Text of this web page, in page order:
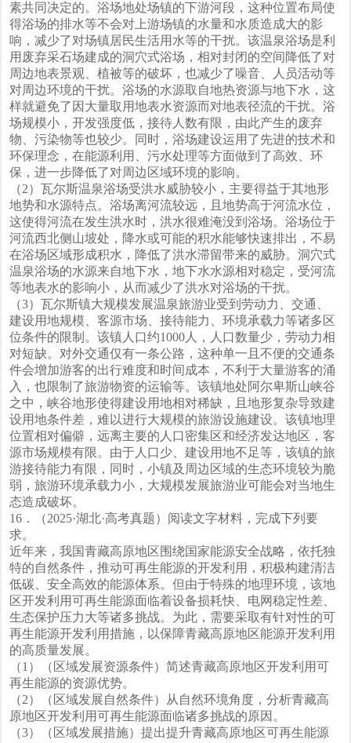
素共同决定的。浴场地处场镇的下游河段，这种位置布局使
得浴场的排水等不会对上游场镇的水量和水质造成大的影
响，减少了对场镇居民生活用水等的干扰。该温泉浴场是利
用废弃采石场建成的洞穴式浴场，相对封闭的空间降低了对
周边地表景观、植被等的破坏，也减少了噪音、人员活动等
对周边环境的干扰。浴场的水源取自地热资源与地下水，这
样就避免了因大量取用地表水资源而对地表径流的干扰。浴
场规模小，开发强度低，接待人数有限，由此产生的废弃
物、污染物等也较少。同时，浴场建设运用了先进的技术和
环保理念，在能源利用、污水处理等方面做到了高效、环
保，进一步降低了对周边区域环境的影响。
（2）瓦尔斯温泉浴场受洪水威胁较小，主要得益于其地形
地势和水源特点。浴场离河流较远，且地势高于河流水位，
这使得河流在发生洪水时，洪水很难淹没到浴场。浴场位于
河流西北侧山坡处，降水或可能的积水能够快速排出，不易
在浴场区域形成积水，降低了洪水滞留带来的威胁。洞穴式
温泉浴场的水源来自地下水，地下水水源相对稳定，受河流
等地表水的影响小，从而减少了洪水对浴场的干扰。
（3）瓦尔斯镇大规模发展温泉旅游业受到劳动力、交通、
建设用地规模、客源市场、接待能力、环境承载力等诸多区
位条件的限制。该镇人口约1000人，人口数量少，劳动力相
对短缺。对外交通仅有一条公路，这种单一且不便的交通条
件会增加游客的出行难度和时间成本，不利于大量游客的涌
入，也限制了旅游物资的运输等。该镇地处阿尔卑斯山峡谷
之中，峡谷地形使得建设用地相对稀缺，且地形复杂导致建
设用地条件差，难以进行大规模的旅游设施建设。该镇地理
位置相对偏僻，远离主要的人口密集区和经济发达地区，客
源市场规模有限。由于人口少、建设用地不足等，该镇的旅
游接待能力有限，同时，小镇及周边区域的生态环境较为脆
弱，旅游环境承载力小，大规模发展旅游业可能会对当地生
态造成破坏。
16．（2025·湖北·高考真题）阅读文字材料，完成下列要
求。
近年来，我国青藏高原地区围绕国家能源安全战略，依托独
特的自然条件，推动可再生能源的开发利用，积极构建清洁
低碳、安全高效的能源体系。但由于特殊的地理环境，该地
区开发利用可再生能源面临着设备损耗快、电网稳定性差、
生态保护压力大等诸多挑战。为此，需要采取有针对性的可
再生能源开发利用措施，以保障青藏高原地区能源开发利用
的高质量发展。
（1）（区域发展资源条件）简述青藏高原地区开发利用可
再生能源的资源优势。
（2）（区域发展自然条件）从自然环境角度，分析青藏高
原地区开发利用可再生能源面临诸多挑战的原因。
（3）（区域发展措施）提出提升青藏高原地区可再生能源